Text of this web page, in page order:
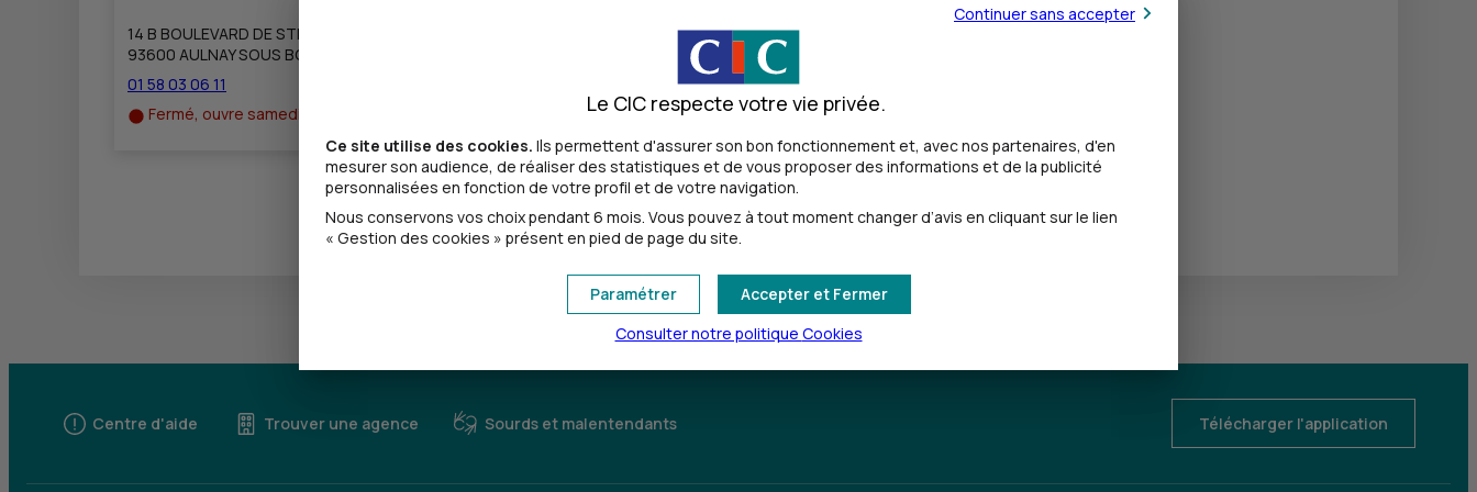
14 B BOULEVARD DE STRASBOURG
93600 AULNAY SOUS BOIS
01 58 03 06 11
Fermé, ouvre samedi à 9h00
Toutes les localités
Centre d'aide Trouver une agence Sourds et malentendants Télécharger l'application
Continuer sans accepter
Le CIC respecte votre vie privée.
Ce site utilise des cookies. Ils permettent d'assurer son bon fonctionnement et, avec nos partenaires, d'en
mesurer son audience, de réaliser des statistiques et de vous proposer des informations et de la publicité
personnalisées en fonction de votre profil et de votre navigation.
Nous conservons vos choix pendant 6 mois. Vous pouvez à tout moment changer d’avis en cliquant sur le lien
« Gestion des cookies » présent en pied de page du site.
Accepter et Fermer
Paramétrer
Consulter notre politique Cookies